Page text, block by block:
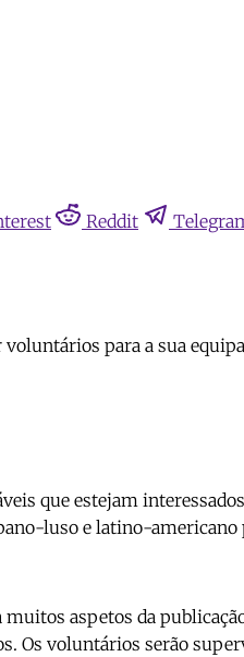
Reddit
para a sua
que estejam
luso e latino-americano
aspetos da
Os voluntários serão